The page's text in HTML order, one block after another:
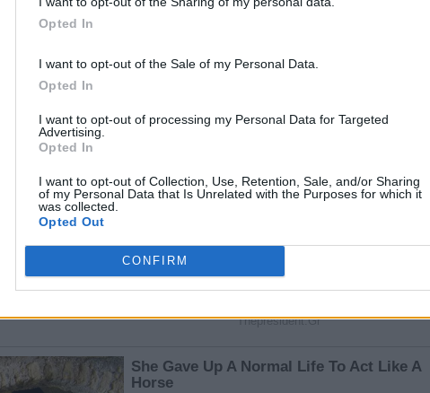
Opted In
I want to opt-out of the Sale of my Personal Data.
Opted In
I want to opt-out of processing my Personal Data for Targeted
Advertising.
Opted In
I want to opt-out of Collection, Use, Retention, Sale, and/or Sharing
of my Personal Data that Is Unrelated with the Purposes for which it
was collected.
Opted Out
CONFIRM